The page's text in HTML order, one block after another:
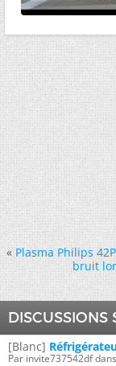
« Plasma Philips
bruit
DISCUSSIONS
[Blanc]
Par invite737542df